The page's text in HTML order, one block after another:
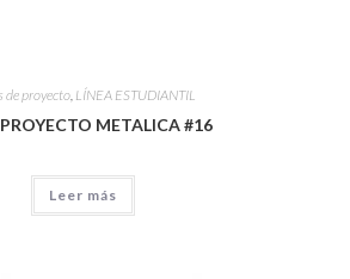
de proyecto, LÍNEA ESTUDIANTIL
METALICA #16
Leer más